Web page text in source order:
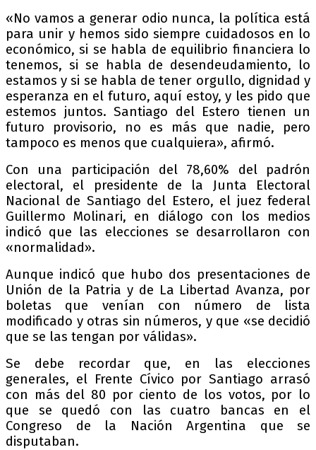
«No vamos a generar odio nunca, la política está
para unir y hemos sido siempre cuidadosos en lo
económico, si se habla de equilibrio financiera lo
tenemos, si se habla de desendeudamiento, lo
estamos y si se habla de tener orgullo, dignidad y
esperanza en el futuro, aquí estoy, y les pido que
estemos juntos. Santiago del Estero tienen un
futuro provisorio, no es más que nadie, pero
tampoco es menos que cualquiera», afirmó.
Con una participación del 78,60% del padrón
electoral, el presidente de la Junta Electoral
Nacional de Santiago del Estero, el juez federal
Guillermo Molinari, en diálogo con los medios
indicó que las elecciones se desarrollaron con
«normalidad».
Aunque indicó que hubo dos presentaciones de
Unión de la Patria y de La Libertad Avanza, por
boletas que venían con número de lista
modificado y otras sin números, y que «se decidió
que se las tengan por válidas».
Se debe recordar que, en las elecciones
generales, el Frente Cívico por Santiago arrasó
con más del 80 por ciento de los votos, por lo
que se quedó con las cuatro bancas en el
Congreso de la Nación Argentina que se
disputaban.